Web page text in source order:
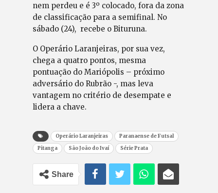
nem perdeu e é 3º colocado, fora da zona
de classificação para a semifinal. No
sábado (24), recebe o Bituruna.
O Operário Laranjeiras, por sua vez,
chega a quatro pontos, mesma
pontuação do Mariópolis – próximo
adversário do Rubrão -, mas leva
vantagem no critério de desempate e
lidera a chave.
Operário Laranjeiras
Paranaense de Futsal
Pitanga
São João do Ivaí Série Prata
Share